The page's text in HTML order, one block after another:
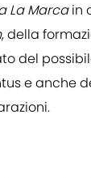
La Marcain
, della
del
e anche